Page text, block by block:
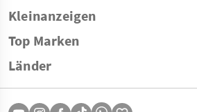
Kleinanzeigen
Top Marken
Länder